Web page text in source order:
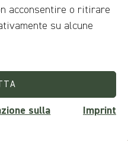
acconsentire o ritirare
su alcune
sulla
Imprint